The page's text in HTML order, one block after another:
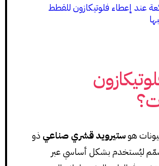
عند إعطاء فلوتيكازون للقطط
هوستيرويد قشري صناعي ذو
صُمّم ليُستخدم بشكل أساسي عبر